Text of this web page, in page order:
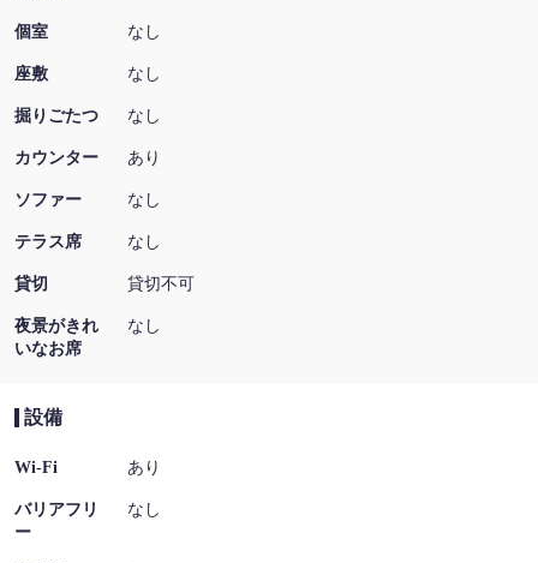
個室 なし
座敷 なし
掘りごたつ なし
カウンター あり
ソファー なし
テラス席 なし
貸切 貸切不可
夜景がきれ
いなお席
なし
設備
Wi-Fi あり
バリアフリ
ー
なし